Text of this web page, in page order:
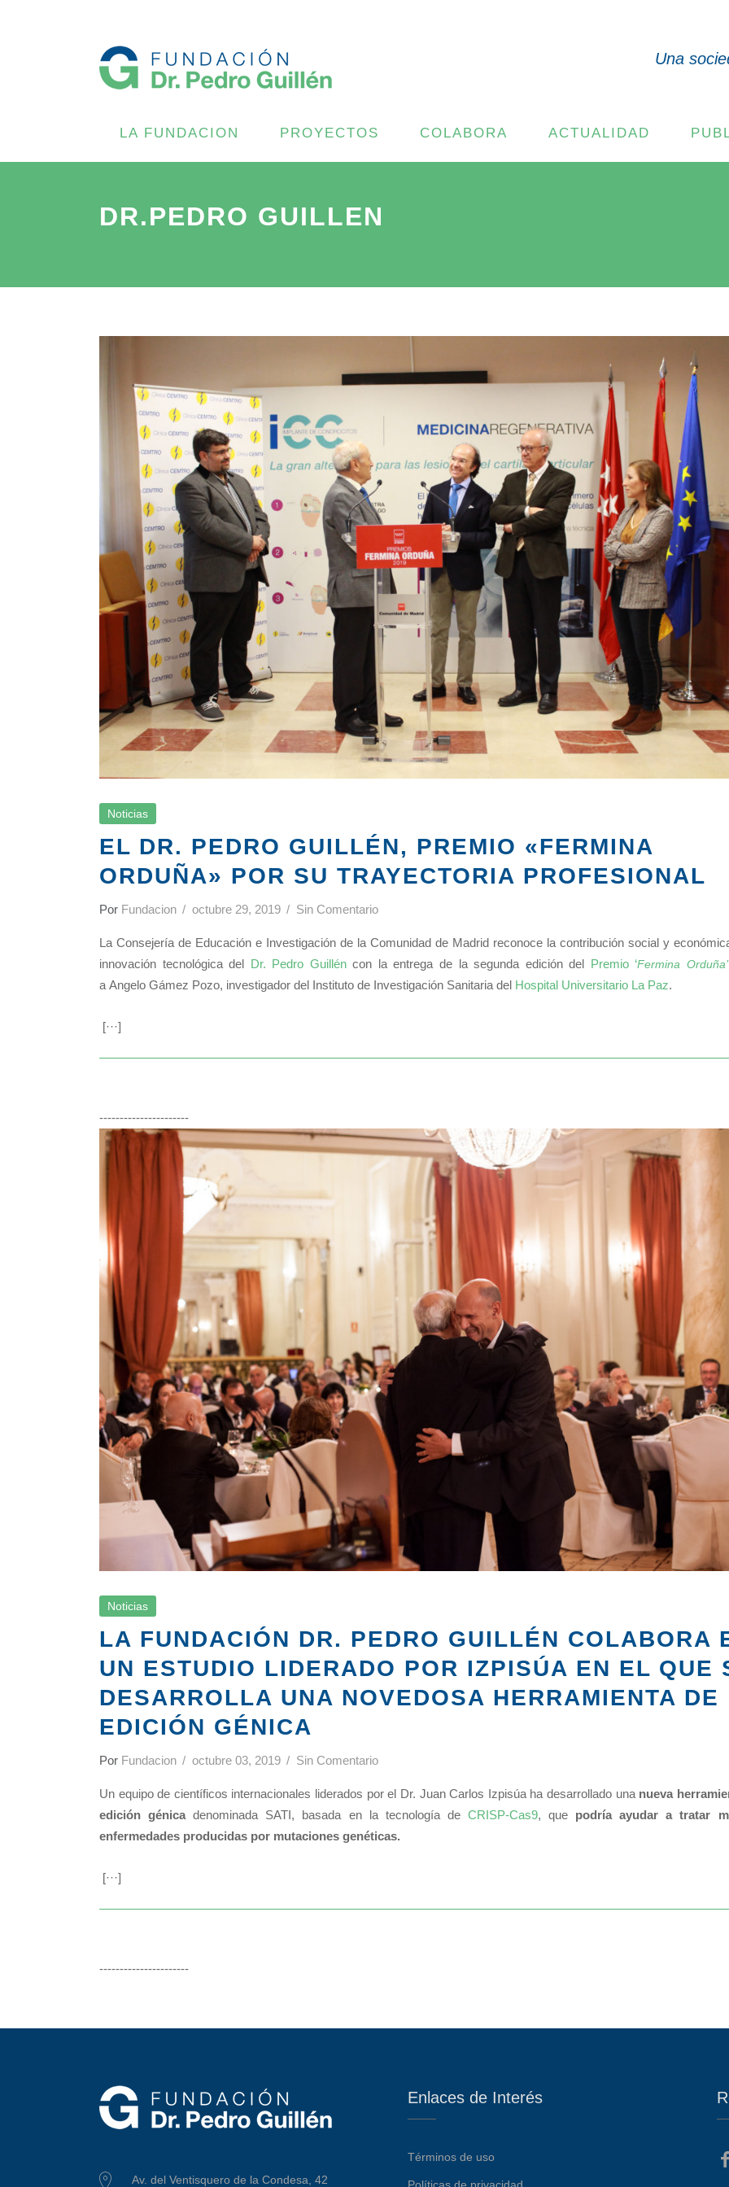
Una
LA FUNDACION PROYECTOS COLABORA ACTUALIDAD
DR.PEDRO GUILLEN
El Dr. Pedro Guillén, Premio «Fermina Orduña» por su trayectoria
profesional
Noticias
Noticias
EL DR. PEDRO GUILLÉN, PREMIO «FERMINA
ORDUÑA» POR SU TRAYECTORIA PROFESIONAL
Por Fundacion octubre 29, 2019 Sin Comentario
La Consejería de Educación e Investigación de la Comunidad de Madrid reconoce la contribución social y
innovación tecnológica del Dr. Pedro Guilléncon la entrega de la segunda edición del Premio ‘Fermina Orduña’
a Angelo Gámez Pozo, investigador del Instituto de Investigación Sanitaria del Hospital Universitario La Paz.
[···]
----------------------
La Fundación Dr. Pedro Guillén colabora en un estudio liderado por
en el que se desarrolla una novedosa herramienta de edición génica
Noticias
LA FUNDACIÓN DR. PEDRO GUILLÉN COLABORA
UN ESTUDIO LIDERADO POR IZPISÚA EN EL QUE
DESARROLLA UNA NOVEDOSA HERRAMIENTA DE
EDICIÓN GÉNICA
Por Fundacion octubre 03, 2019 Sin Comentario
Un equipo de científicos internacionales liderados por el Dr. Juan Carlos Izpisúa ha desarrollado una nueva
edición génica denominada SATI, basada en la tecnología de CRISP-Cas9, que podría ayudar a tratar
enfermedades producidas por mutaciones genéticas.
[···]
----------------------
Av. del Ventisquero de la Condesa, 42
Enlaces de Interés
Términos de uso